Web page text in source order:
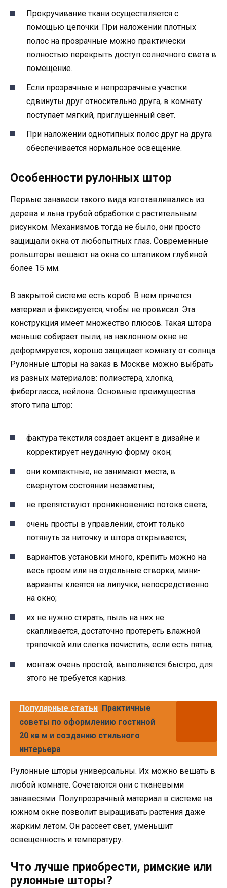
Прокручивание ткани осуществляется с
помощью цепочки. При наложении плотных
полос на прозрачные можно практически
полностью перекрыть доступ солнечного света в
помещение.
Если прозрачные и непрозрачные участки
сдвинуты друг относительно друга, в комнату
поступает мягкий, приглушенный свет.
При наложении однотипных полос друг на друга
обеспечивается нормальное освещение.
Особенности рулонных штор
Первые занавеси такого вида изготавливались из
дерева и льна грубой обработки с растительным
рисунком. Механизмов тогда не было, они просто
защищали окна от любопытных глаз. Современные
рольшторы вешают на окна со штапиком глубиной
более 15 мм.
В закрытой системе есть короб. В нем прячется
материал и фиксируется, чтобы не провисал. Эта
конструкция имеет множество плюсов. Такая штора
меньше собирает пыли, на наклонном окне не
деформируется, хорошо защищает комнату от солнца.
Рулонные шторы на заказ в Москве можно выбрать
из разных материалов: полиэстера, хлопка,
фибергласса, нейлона. Основные преимущества
этого типа штор:
фактура текстиля создает акцент в дизайне и
корректирует неудачную форму окон;
они компактные, не занимают места, в
свернутом состоянии незаметны;
не препятствуют проникновению потока света;
очень просты в управлении, стоит только
потянуть за ниточку и штора открывается;
вариантов установки много, крепить можно на
весь проем или на отдельные створки, мини-
варианты клеятся на липучки, непосредственно
на окно;
их не нужно стирать, пыль на них не
скапливается, достаточно протереть влажной
тряпочкой или слегка почистить, если есть пятна;
монтаж очень простой, выполняется быстро, для
этого не требуется карниз.
Популярные статьи Практичные
советы по оформлению гостиной
20 кв м и созданию стильного
интерьера
Рулонные шторы универсальны. Их можно вешать в
любой комнате. Сочетаются они с тканевыми
занавесями. Полупрозрачный материал в системе на
южном окне позволит выращивать растения даже
жарким летом. Он рассеет свет, уменьшит
освещенность и температуру.
Что лучше приобрести, римские или
рулонные шторы?